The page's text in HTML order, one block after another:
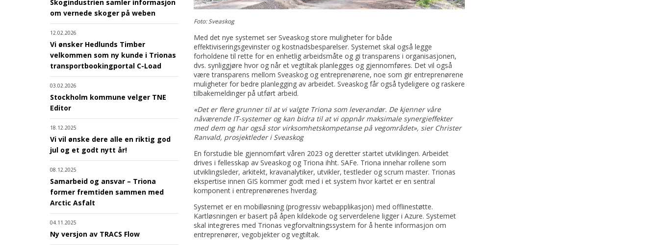
Skogindustrien samler informasjon
om vernede skoger på weben
12.02.2026
Vi ønsker Hedlunds Timber
velkommen som ny kunde i Trionas
transportbookingportal C-Load
03.02.2026
Stockholm kommune velger TNE
Editor
18.12.2025
Vi vil ønske dere alle en riktig god
jul og et godt nytt år!
08.12.2025
Samarbeid og ansvar – Triona
former fremtiden sammen med
Arctic Asfalt
04.11.2025
Ny versjon av TRACS Flow
Foto: Sveaskog
Med det nye systemet ser Sveaskog store muligheter for både
effektiviseringsgevinster og kostnadsbesparelser. Systemet skal også legge
forholdene til rette for en enhetlig arbeidsmåte og gi transparens i organisasjonen,
dvs. synliggjøre hvor og når et vegtiltak planlegges og gjennomføres. Det vil også
være transparens mellom Sveaskog og entreprenørene, noe som gir entreprenørene
muligheter for bedre planlegging av arbeidet. Sveaskog får også tydeligere og raskere
tilbakemeldinger på utført arbeid.
«Det er flere grunner til at vi valgte Triona som leverandør. De kjenner våre
nåværende IT-systemer og kan bidra til at vi oppnår maksimale synergieffekter
med dem og har også stor virksomhetskompetanse på vegområdet», sier Christer
Ranvald, prosjektleder i Sveaskog
En forstudie ble gjennomført våren 2023 og deretter startet utviklingen. Arbeidet
drives i fellesskap av Sveaskog og Triona ihht. SAFe. Triona innehar rollene som
utviklingsleder, arkitekt, kravanalytiker, utvikler, testleder og scrum master. Trionas
ekspertise innen GIS kommer godt med i et system hvor kartet er en sentral
komponent i entreprenørenes hverdag.
Systemet er en mobilløsning (progressiv webapplikasjon) med offlinestøtte.
Kartløsningen er basert på åpen kildekode og serverdelene ligger i Azure. Systemet
skal integreres med Trionas vegforvaltningssystem for å hente informasjon om
entreprenører, vegobjekter og vegtiltak.